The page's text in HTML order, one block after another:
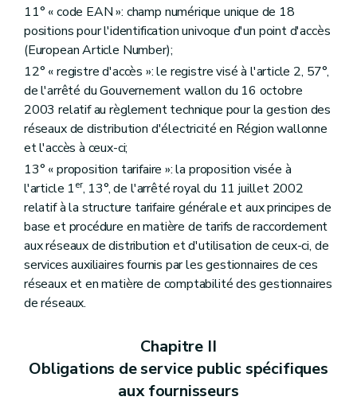
11° « code EAN »: champ numérique unique de 18
positions pour l'identification univoque d'un point d'accès
(European Article Number);
12° « registre d'accès »: le registre visé à l'article 2, 57°,
de l'arrêté du Gouvernement wallon du 16 octobre
2003 relatif au règlement technique pour la gestion des
réseaux de distribution d'électricité en Région wallonne
et l'accès à ceux-ci;
13° « proposition tarifaire »: la proposition visée à
l'article 1er, 13°, de l'arrêté royal du 11 juillet 2002
relatif à la structure tarifaire générale et aux principes de
base et procédure en matière de tarifs de raccordement
aux réseaux de distribution et d'utilisation de ceux-ci, de
services auxiliaires fournis par les gestionnaires de ces
réseaux et en matière de comptabilité des gestionnaires
de réseaux.
Chapitre II
Obligations de service public spécifiques
aux fournisseurs